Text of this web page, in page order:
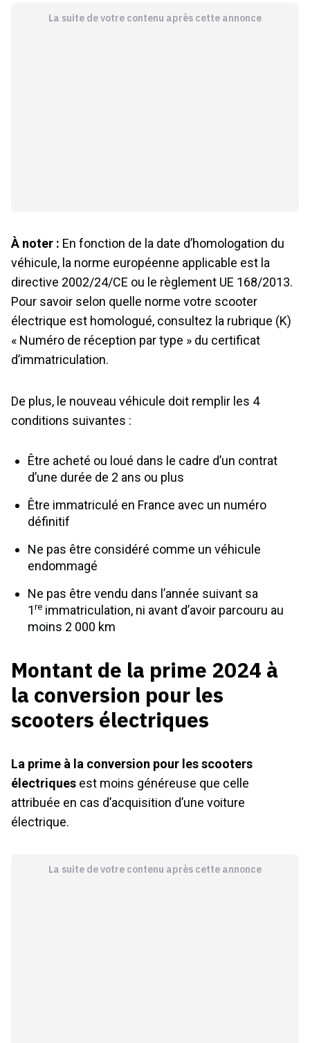
La suite de votre contenu après cette annonce
À noter : En fonction de la date d’homologation du
véhicule, la norme européenne applicable est la
directive 2002/24/CE ou le règlement UE 168/2013.
Pour savoir selon quelle norme votre scooter
électrique est homologué, consultez la rubrique (K)
« Numéro de réception par type » du certificat
d’immatriculation.
De plus, le nouveau véhicule doit remplir les 4
conditions suivantes :
Être acheté ou loué dans le cadre d’un contrat
d’une durée de 2 ans ou plus
Être immatriculé en France avec un numéro
définitif
Ne pas être considéré comme un véhicule
endommagé
Ne pas être vendu dans l’année suivant sa
1re immatriculation, ni avant d’avoir parcouru au
moins 2 000 km
Montant de la prime 2024 à
la conversion pour les
scooters électriques
La prime à la conversion pour les scooters
électriques est moins généreuse que celle
attribuée en cas d’acquisition d’une voiture
électrique.
La suite de votre contenu après cette annonce